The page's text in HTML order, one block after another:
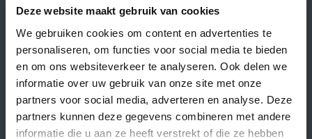
Deze website maakt gebruik van cookies
We gebruiken cookies om content en advertenties te
personaliseren, om functies voor social media te bieden
en om ons websiteverkeer te analyseren. Ook delen we
informatie over uw gebruik van onze site met onze
partners voor social media, adverteren en analyse. Deze
partners kunnen deze gegevens combineren met andere
informatie die u aan ze heeft verstrekt of die ze hebben
Contactgegevens
Supply Service B.V.
Nijverheidsstraat 25-K
3861 RJ Nijkerk
info@supplyservice.nl
+31 33 468 13 42
KvK nummer: 66384737